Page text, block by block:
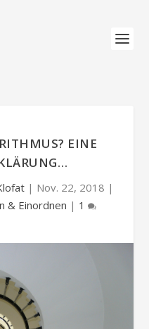
EINE
| Nov. 22, 2018 |
& Einordnen | 1